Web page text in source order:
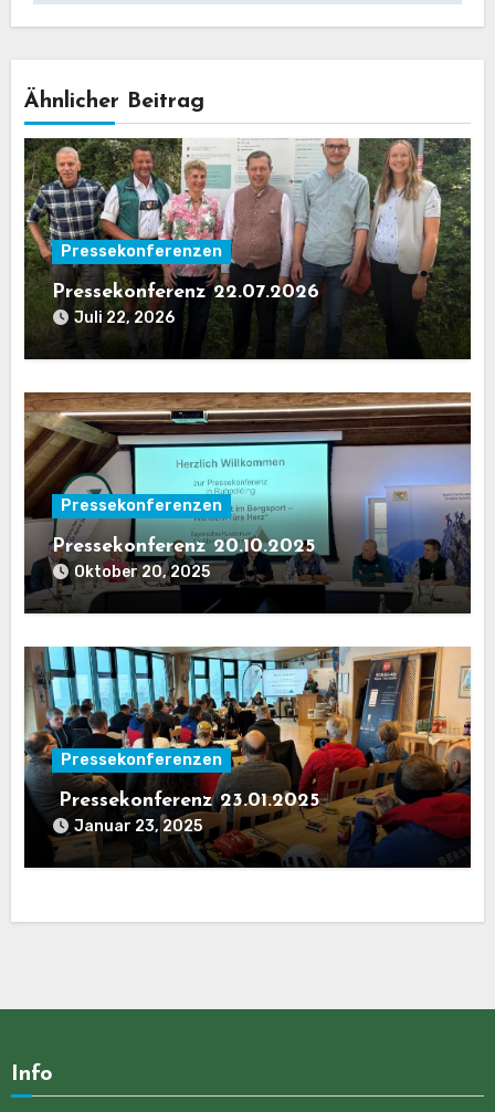
Ähnlicher Beitrag
Pressekonferenzen
Pressekonferenz 22.07.2026
Juli 22, 2026
Pressekonferenzen
Pressekonferenz 20.10.2025
Oktober 20, 2025
Pressekonferenzen
Pressekonferenz 23.01.2025
Januar 23, 2025
Info